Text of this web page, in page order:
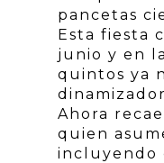
pancetas
Esta fiesta
junio y en
quintos ya
Ahora
quien
incluyendo